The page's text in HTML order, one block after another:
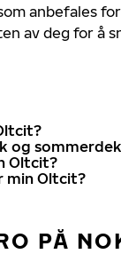
anbefales
av deg for å
og
Oltcit?
min Oltcit?
PÅ